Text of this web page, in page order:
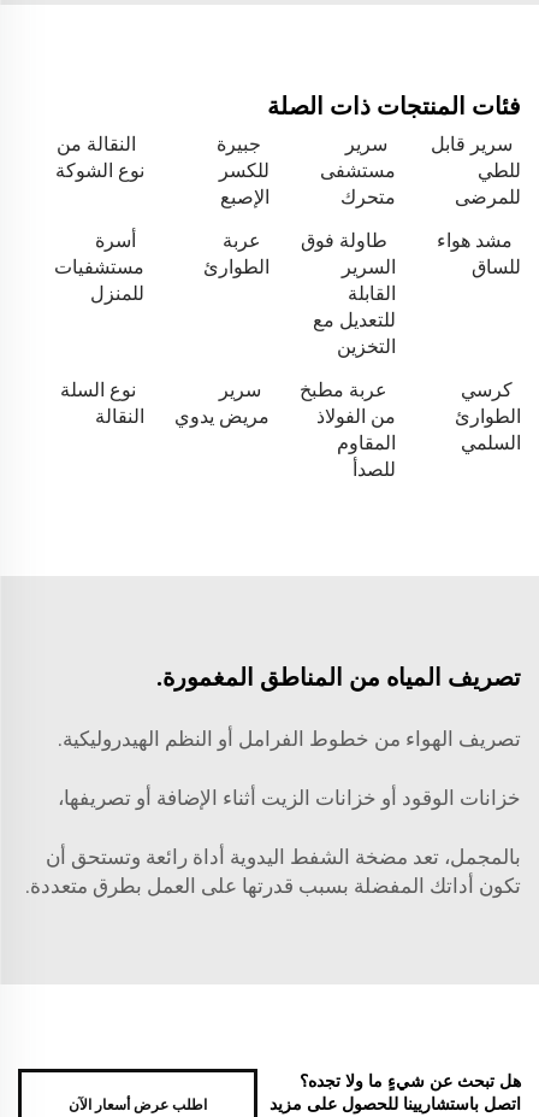
فئات المنتجات ذات الصلة
سرير قابل
للطي
للمرضى
سرير
مستشفى
متحرك
جبيرة
للكسر
الإصبع
النقالة من
نوع الشوكة
مشد هواء
للساق
طاولة فوق
السرير
القابلة
للتعديل مع
التخزين
عربة
الطوارئ
أسرة
مستشفيات
للمنزل
كرسي
الطوارئ
السلمي
عربة مطبخ
من الفولاذ
المقاوم
للصدأ
سرير
مريض يدوي
نوع السلة
النقالة
تصريف المياه من المناطق المغمورة.
تصريف الهواء من خطوط الفرامل أو النظم الهيدروليكية.
خزانات الوقود أو خزانات الزيت أثناء الإضافة أو تصريفها،
بالمجمل، تعد مضخة الشفط اليدوية أداة رائعة وتستحق أن
تكون أداتك المفضلة بسبب قدرتها على العمل بطرق متعددة.
هل تبحث عن شيءٍ ما ولا تجده؟
اتصل باستشاريينا للحصول على مزيد
اطلب عرض أسعار الآن